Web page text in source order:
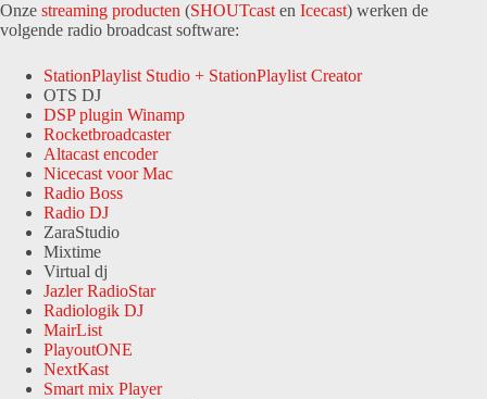
Onze streaming producten (SHOUTcast en Icecast) werken de
volgende radio broadcast software:
StationPlaylist Studio + StationPlaylist Creator
OTS DJ
DSP plugin Winamp
Rocketbroadcaster
Altacast encoder
Nicecast voor Mac
Radio Boss
Radio DJ
ZaraStudio
Mixtime
Virtual dj
Jazler RadioStar
Radiologik DJ
MairList
PlayoutONE
NextKast
Smart mix Player